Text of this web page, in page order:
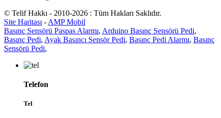
© Telif Hakkı - 2010-2026 : Tüm Hakları Saklıdır.
Site Haritası - AMP Mobil
Basınç Sensörü Paspas Alarmı, Arduino Basınç Sensörü Pedi,
Basınç Pedi, Ayak Basıncı Sensör Pedi, Basınç Pedi Alarmı, Basınç
Sensörü Pedi,
Telefon
Tel